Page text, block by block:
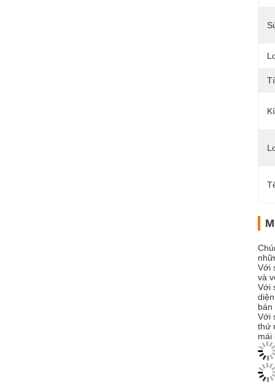
Với
và
Với
bán
Với
thứ
mái